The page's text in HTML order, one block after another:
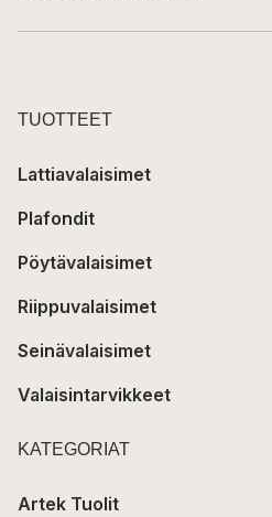
TUOTTEET
Lattiavalaisimet
Plafondit
Pöytävalaisimet
Riippuvalaisimet
Seinävalaisimet
Valaisintarvikkeet
KATEGORIAT
Artek Tuolit